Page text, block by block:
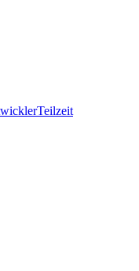
Teilzeit